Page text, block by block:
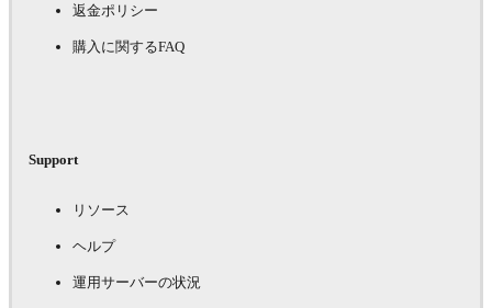
返金ポリシー
購入に関するFAQ
Support
リソース
ヘルプ
運用サーバーの状況